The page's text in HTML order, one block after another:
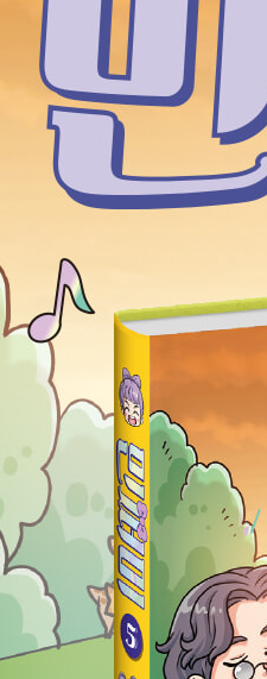
돈에 대해 알아보자! · 108
한번 해 봐~ · 109
! · 110
미의 새로운 방을 소개할게~ ·
124